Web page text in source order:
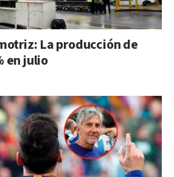
La producción de
en julio